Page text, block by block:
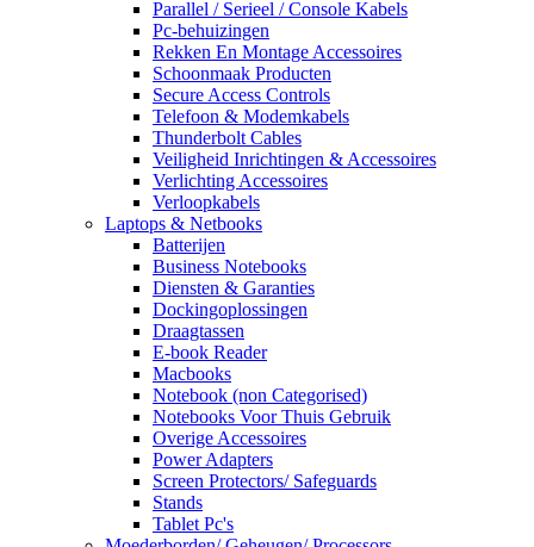
Parallel / Serieel / Console Kabels
Pc-behuizingen
Rekken En Montage Accessoires
Schoonmaak Producten
Secure Access Controls
Telefoon & Modemkabels
Thunderbolt Cables
Veiligheid Inrichtingen & Accessoires
Verlichting Accessoires
Verloopkabels
Laptops & Netbooks
Batterijen
Business Notebooks
Diensten & Garanties
Dockingoplossingen
Draagtassen
E-book Reader
Macbooks
Notebook (non Categorised)
Notebooks Voor Thuis Gebruik
Overige Accessoires
Power Adapters
Screen Protectors/ Safeguards
Stands
Tablet Pc's